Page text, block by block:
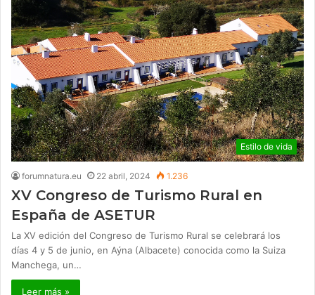
Estilo de vida
forumnatura.eu 22 abril, 2024 1.236
XV Congreso de Turismo Rural en
España de ASETUR
La XV edición del Congreso de Turismo Rural se celebrará los
días 4 y 5 de junio, en Aýna (Albacete) conocida como la Suiza
Manchega, un…
Leer más »